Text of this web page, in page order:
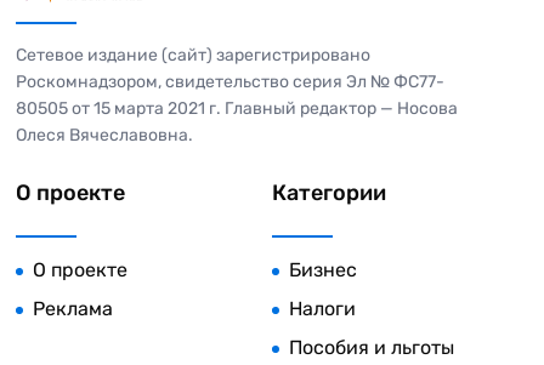
Сетевое издание (сайт) зарегистрировано
Роскомнадзором, свидетельство серия Эл № ФС77-
80505 от 15 марта 2021 г. Главный редактор — Носова
Олеся Вячеславовна.
О проекте
О проекте
Реклама
Категории
Бизнес
Налоги
Пособия и льготы